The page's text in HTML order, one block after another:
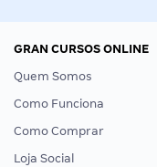
GRAN CURSOS ONLINE
Quem Somos
Como Funciona
Como Comprar
Loja Social